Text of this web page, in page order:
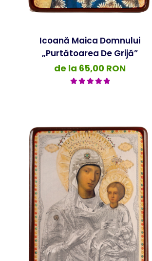
Icoană Maica Domnului
„Purtătoarea De Grijă”
de la 65,00 RON